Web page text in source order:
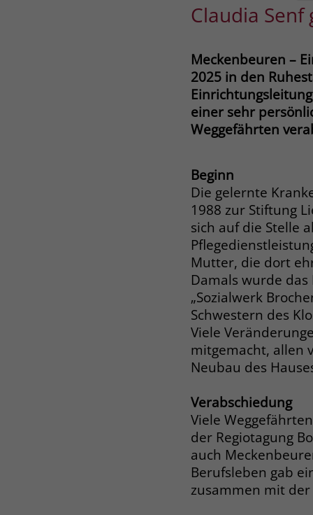
Claudia Senf
Meckenbeuren –
2025 in den
einer sehr
Weggefährten
Beginn
Die gelernte
1988 zur Stiftung
sich auf die Stelle
Mutter, die dort
Damals wurde das
„Sozialwerk
Schwestern des
Viele
mitgemacht, allen
Neubau des
Verabschiedung
Viele
der Regiotagung
auch
Berufsleben gab
zusammen mit der